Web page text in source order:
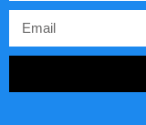
LEER ARTÍCULO...